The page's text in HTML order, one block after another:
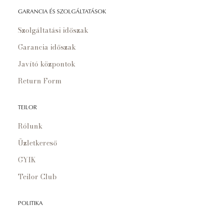
GARANCIA ÉS SZOLGÁLTATÁSOK
Szolgáltatási időszak
Garancia időszak
Javító központok
Return Form
TEILOR
Rólunk
Üzletkereső
GYIK
Teilor Club
POLITIKA